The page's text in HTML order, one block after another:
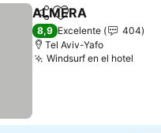
CompartirAñadir a favoritos
ALMERA
8,9 Excelente
404
Tel Aviv-Yafo
Windsurf en el hotel